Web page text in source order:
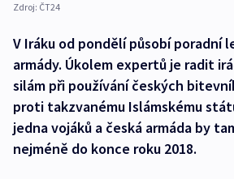
Zdroj: ČT24
V Iráku od pondělí působí poradní
armády. Úkolem expertů je radit
silám při používání českých
proti takzvanému Islámskému
jedna vojáků a česká armáda by
nejméně do konce roku 2018.